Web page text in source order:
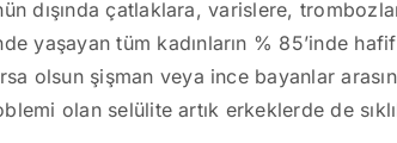
dışında çatlaklara, varislere,
yaşayan tüm kadınların % 85’inde
olsun şişman veya ince bayanlar
olan selülite artık erkeklerde de